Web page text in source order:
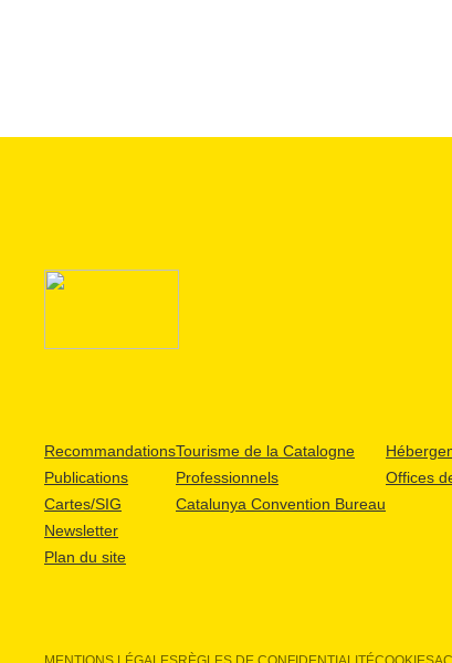
Recommandations
Publications
Cartes/SIG
Newsletter
Plan du site
Tourisme de la Catalogne
Professionnels
Catalunya Convention Bureau
Offices